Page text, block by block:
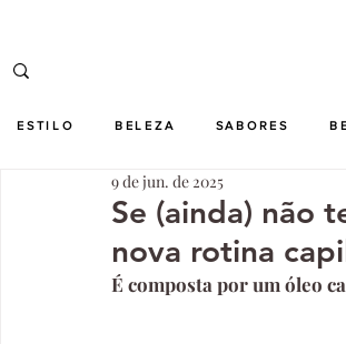
ESTILO BELEZA SABORES
Se (ainda) não
nova rotina
9 de jun. de 2025
É composta por um óleo